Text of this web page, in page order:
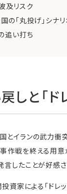
及リスク
「丸投げ」シナリ
追い打ち
と「ド
イランの武力衝
戦を終える用意
したことが好感さ
資家による「ド